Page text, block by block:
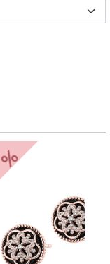
%